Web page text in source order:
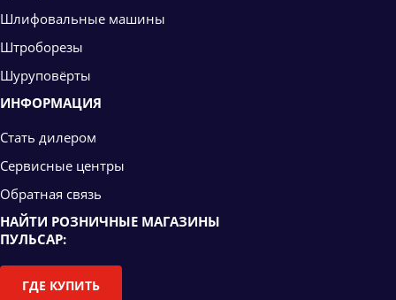
Шлифовальные машины
Штроборезы
Шуруповёрты
ИНФОРМАЦИЯ
Стать дилером
Сервисные центры
Обратная связь
НАЙТИ РОЗНИЧНЫЕ МАГАЗИНЫ
ПУЛЬСАР:
ГДЕ КУПИТЬ